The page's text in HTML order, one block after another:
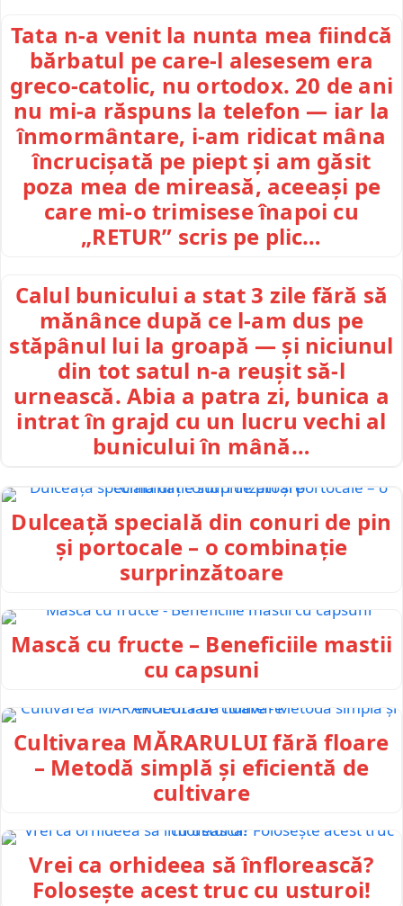
Tata n-a venit la nunta mea fiindcă
bărbatul pe care-l alesesem era
greco-catolic, nu ortodox. 20 de ani
nu mi-a răspuns la telefon — iar la
înmormântare, i-am ridicat mâna
încrucișată pe piept și am găsit
poza mea de mireasă, aceeași pe
care mi-o trimisese înapoi cu
„RETUR” scris pe plic…
Calul bunicului a stat 3 zile fără să
mănânce după ce l-am dus pe
stăpânul lui la groapă — și niciunul
din tot satul n-a reușit să-l
urnească. Abia a patra zi, bunica a
intrat în grajd cu un lucru vechi al
bunicului în mână…
Dulceață specială din conuri de pin
și portocale – o combinație
surprinzătoare
Mască cu fructe – Beneficiile mastii
cu capsuni
Cultivarea MĂRARULUI fără floare
– Metodă simplă și eficientă de
cultivare
Vrei ca orhideea să înflorească?
Folosește acest truc cu usturoi!